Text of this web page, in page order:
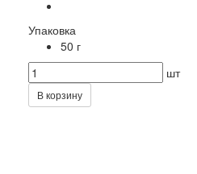
Упаковка
50 г
шт
В корзину